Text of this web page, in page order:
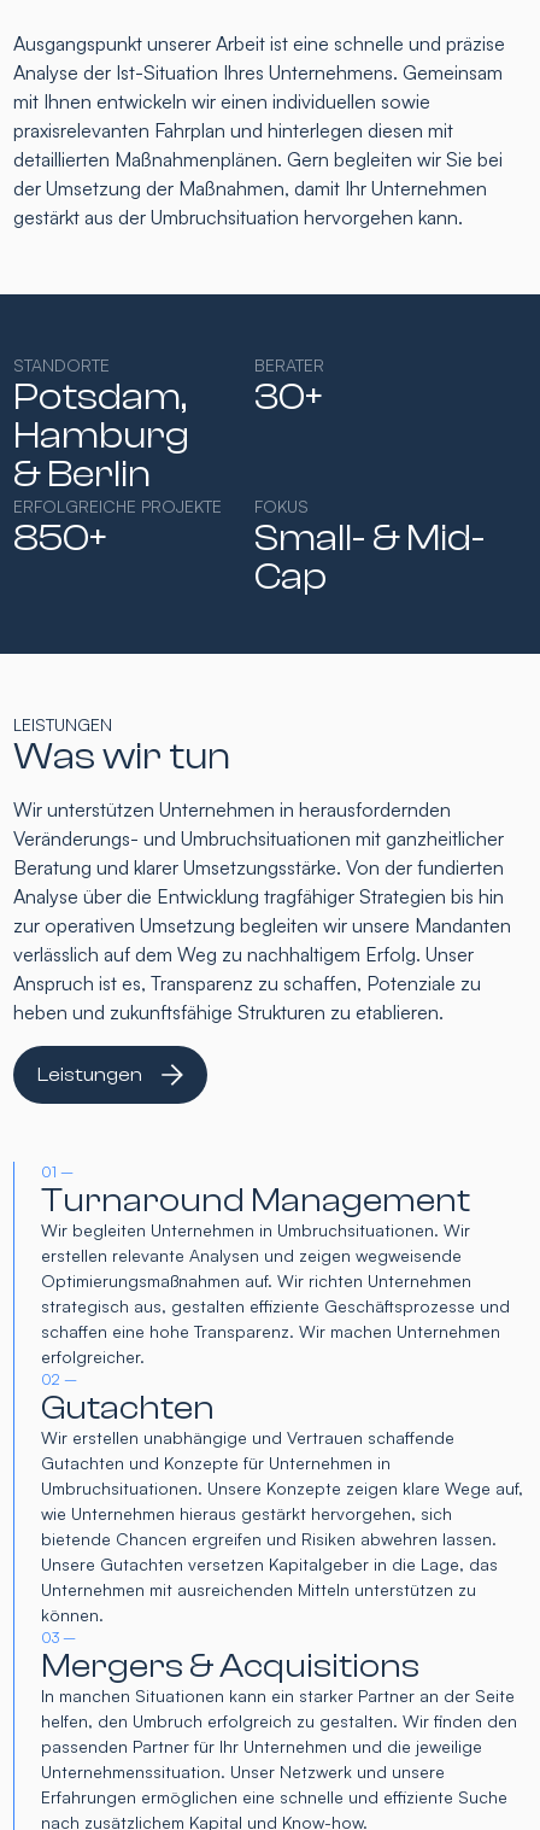
Ausgangspunkt unserer Arbeit ist eine schnelle und präzise
Analyse der Ist-Situation Ihres Unternehmens. Gemeinsam
mit Ihnen entwickeln wir einen individuellen sowie
praxisrelevanten Fahrplan und hinterlegen diesen mit
detaillierten Maßnahmenplänen. Gern begleiten wir Sie bei
der Umsetzung der Maßnahmen, damit Ihr Unternehmen
gestärkt aus der Umbruchsituation hervorgehen kann.
STANDORTE
Potsdam,
Hamburg​
& Berlin
BERATER
30+
ERFOLGREICHE PROJEKTE
850+
FOKUS
Small- & Mid-
Cap​
LEISTUNGEN
Was wir tun
Wir unterstützen Unternehmen in herausfordernden
Veränderungs- und Umbruchsituationen mit ganzheitlicher
Beratung und klarer Umsetzungsstärke. Von der fundierten
Analyse über die Entwicklung tragfähiger Strategien bis hin
zur operativen Umsetzung begleiten wir unsere Mandanten
verlässlich auf dem Weg zu nachhaltigem Erfolg. Unser
Anspruch ist es, Transparenz zu schaffen, Potenziale zu
heben und zukunftsfähige Strukturen zu etablieren.
Leistungen
01 –
Turnaround Management
Wir begleiten Unternehmen in Umbruchsituationen. Wir
erstellen relevante Analysen und zeigen wegweisende
Optimierungsmaßnahmen auf. Wir richten Unternehmen
strategisch aus, gestalten effiziente Geschäftsprozesse und
schaffen eine hohe Transparenz. Wir machen Unternehmen
erfolgreicher.
02 –
Gutachten
Wir erstellen unabhängige und Vertrauen schaffende
Gutachten und Konzepte für Unternehmen in
Umbruchsituationen. Unsere Konzepte zeigen klare Wege auf,
wie Unternehmen hieraus gestärkt hervorgehen, sich
bietende Chancen ergreifen und Risiken abwehren lassen.
Unsere Gutachten versetzen Kapitalgeber in die Lage, das
Unternehmen mit ausreichenden Mitteln unterstützen zu
können.
03 –
Mergers & Acquisitions
In manchen Situationen kann ein starker Partner an der Seite
helfen, den Umbruch erfolgreich zu gestalten. Wir finden den
passenden Partner für Ihr Unternehmen und die jeweilige
Unternehmenssituation. Unser Netzwerk und unsere
Erfahrungen ermöglichen eine schnelle und effiziente Suche
nach zusätzlichem Kapital und Know-how.